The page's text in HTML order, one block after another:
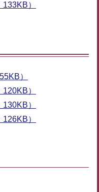
）
）
）
）
）